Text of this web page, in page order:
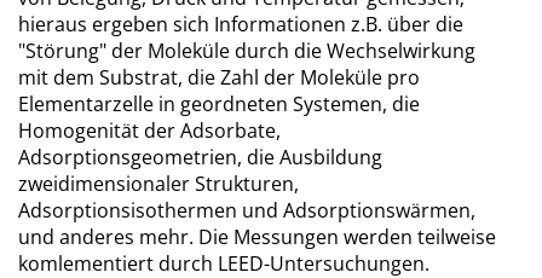
hieraus ergeben sich Informationen z.B. über die
"Störung" der Moleküle durch die Wechselwirkung
mit dem Substrat, die Zahl der Moleküle pro
Elementarzelle in geordneten Systemen, die
Homogenität der Adsorbate,
Adsorptionsgeometrien, die Ausbildung
zweidimensionaler Strukturen,
Adsorptionsisothermen und Adsorptionswärmen,
und anderes mehr. Die Messungen werden teilweise
komlementiert durch LEED-Untersuchungen.